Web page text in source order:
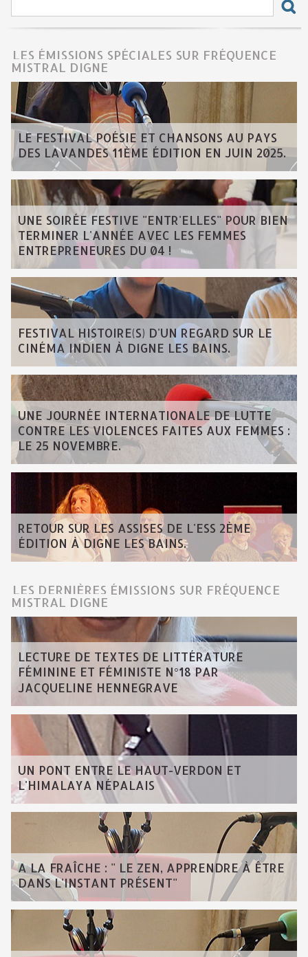
LES ÉMISSIONS SPÉCIALES SUR FRÉQUENCE
MISTRAL DIGNE
LE FESTIVAL POÉSIE ET CHANSONS AU PAYS
DES LAVANDES 11ÈME ÉDITION EN JUIN 2025.
UNE SOIRÉE FESTIVE "ENTR'ELLES" POUR BIEN
TERMINER L'ANNÉE AVEC LES FEMMES
ENTREPRENEURES DU 04 !
FESTIVAL HISTOIRE(S) D'UN REGARD SUR LE
CINÉMA INDIEN À DIGNE LES BAINS.
UNE JOURNÉE INTERNATIONALE DE LUTTE
CONTRE LES VIOLENCES FAITES AUX FEMMES :
LE 25 NOVEMBRE.
RETOUR SUR LES ASSISES DE L'ESS 2ÈME
ÉDITION À DIGNE LES BAINS.
LES DERNIÈRES ÉMISSIONS SUR FRÉQUENCE
MISTRAL DIGNE
LECTURE DE TEXTES DE LITTÉRATURE
FÉMININE ET FÉMINISTE N°18 PAR
JACQUELINE HENNEGRAVE
UN PONT ENTRE LE HAUT-VERDON ET
L'HIMALAYA NÉPALAIS
A LA FRAÎCHE : " LE ZEN, APPRENDRE À ÊTRE
DANS L'INSTANT PRÉSENT"